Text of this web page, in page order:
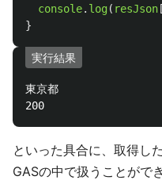
console. log( resJson [
}
実行結果
東京都
といった具合に、取得し
GASの中で扱うことがで